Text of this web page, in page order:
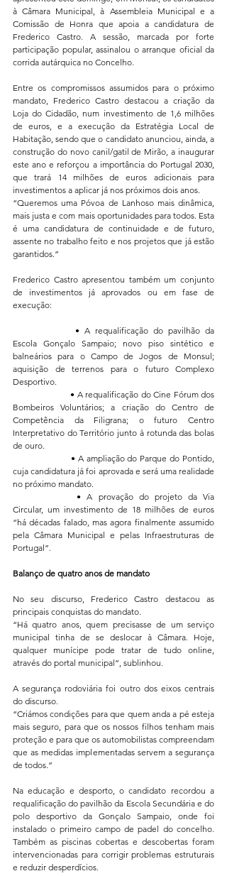
à Câmara Municipal, à Assembleia Municipal e a
Comissão de Honra que apoia a candidatura de
Frederico Castro. A sessão, marcada por forte
participação popular, assinalou o arranque oficial da
corrida autárquica no Concelho.
Entre os compromissos assumidos para o próximo
mandato, Frederico Castro destacou a criação da
Loja do Cidadão, num investimento de 1,6 milhões
de euros, e a execução da Estratégia Local de
Habitação, sendo que o candidato anunciou, ainda, a
construção do novo canil/gatil de Mirão, a inaugurar
este ano e reforçou a importância do Portugal 2030,
que trará 14 milhões de euros adicionais para
investimentos a aplicar já nos próximos dois anos.
“Queremos uma Póvoa de Lanhoso mais dinâmica,
mais justa e com mais oportunidades para todos. Esta
é uma candidatura de continuidade e de futuro,
assente no trabalho feito e nos projetos que já estão
garantidos.”
Frederico Castro apresentou também um conjunto
de investimentos já aprovados ou em fase de
execução:
Escola Gonçalo Sampaio; novo piso sintético e
balneários para o Campo de Jogos de Monsul;
aquisição de terrenos para o futuro Complexo
Desportivo.
Bombeiros Voluntários; a criação do Centro de
Competência da Filigrana; o futuro Centro
Interpretativo do Território junto à rotunda das bolas
de ouro.
cuja candidatura já foi aprovada e será uma realidade
no próximo mandato.
Circular, um investimento de 18 milhões de euros
“há décadas falado, mas agora finalmente assumido
pela Câmara Municipal e pelas Infraestruturas de
Portugal”.
Balanço de quatro anos de mandato
No seu discurso, Frederico Castro destacou as
principais conquistas do mandato.
“Há quatro anos, quem precisasse de um serviço
municipal tinha de se deslocar à Câmara. Hoje,
qualquer munícipe pode tratar de tudo online,
através do portal municipal”, sublinhou.
A segurança rodoviária foi outro dos eixos centrais
do discurso.
“Criámos condições para que quem anda a pé esteja
mais seguro, para que os nossos filhos tenham mais
proteção e para que os automobilistas compreendam
que as medidas implementadas servem a segurança
de todos.”
Na educação e desporto, o candidato recordou a
requalificação do pavilhão da Escola Secundária e do
polo desportivo da Gonçalo Sampaio, onde foi
instalado o primeiro campo de padel do concelho.
Também as piscinas cobertas e descobertas foram
intervencionadas para corrigir problemas estruturais
e reduzir desperdícios.